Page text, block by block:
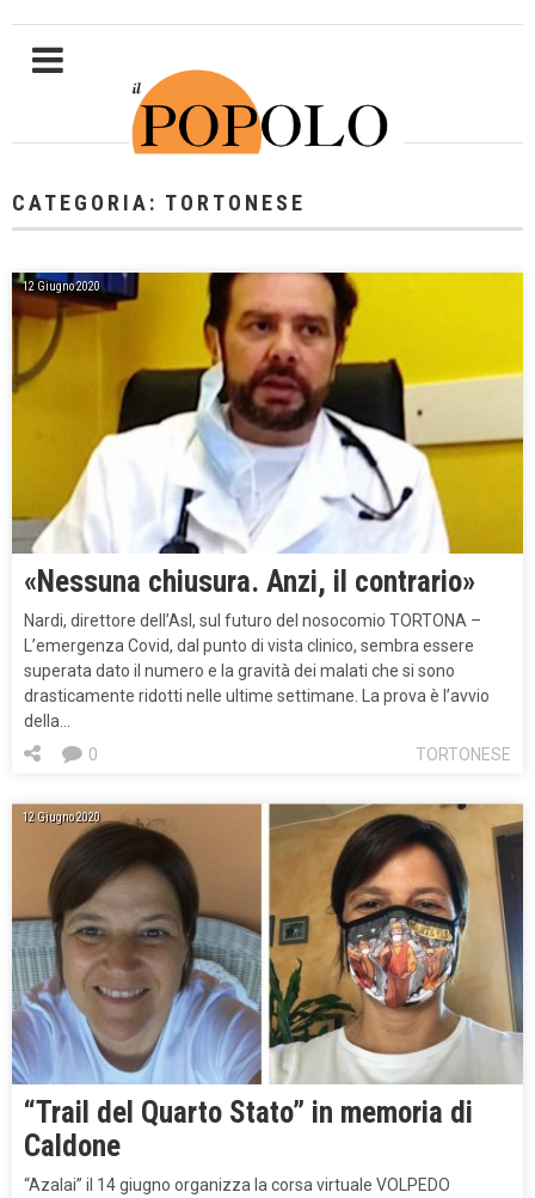
CATEGORIA: TORTONESE
12 Giugno 2020
«Nessuna chiusura. Anzi, il contrario»
Nardi, direttore dell’Asl, sul futuro del nosocomio TORTONA –
L’emergenza Covid, dal punto di vista clinico, sembra essere
superata dato il numero e la gravità dei malati che si sono
drasticamente ridotti nelle ultime settimane. La prova è l’avvio
della…
TORTONESE
0
12 Giugno 2020
“Trail del Quarto Stato” in memoria di
Caldone
“Azalai” il 14 giugno organizza la corsa virtuale VOLPEDO